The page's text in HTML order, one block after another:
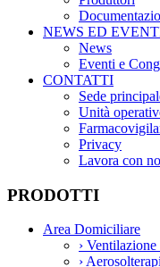
NEWS ED
News
Eventi e
CONTATTI
Sede
Unità
Privacy
Lavora con
PRODOTTI
Area Domiciliare
›
›